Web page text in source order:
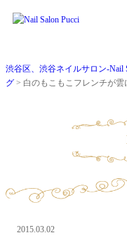
渋谷区、渋谷ネイルサロン-Nail
グ > 白のもこもこフレンチが
2015.03.02